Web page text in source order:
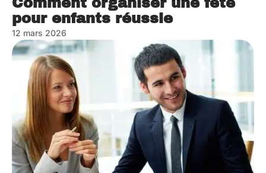
pour enfants réussie
12 mars 2026